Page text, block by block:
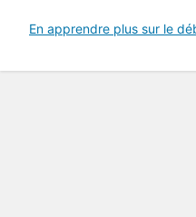
En apprendre plus sur le